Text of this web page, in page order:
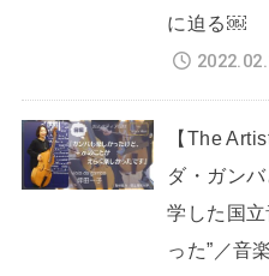
に迫る￼
【The
ダ・ガン
学した国
った”／音